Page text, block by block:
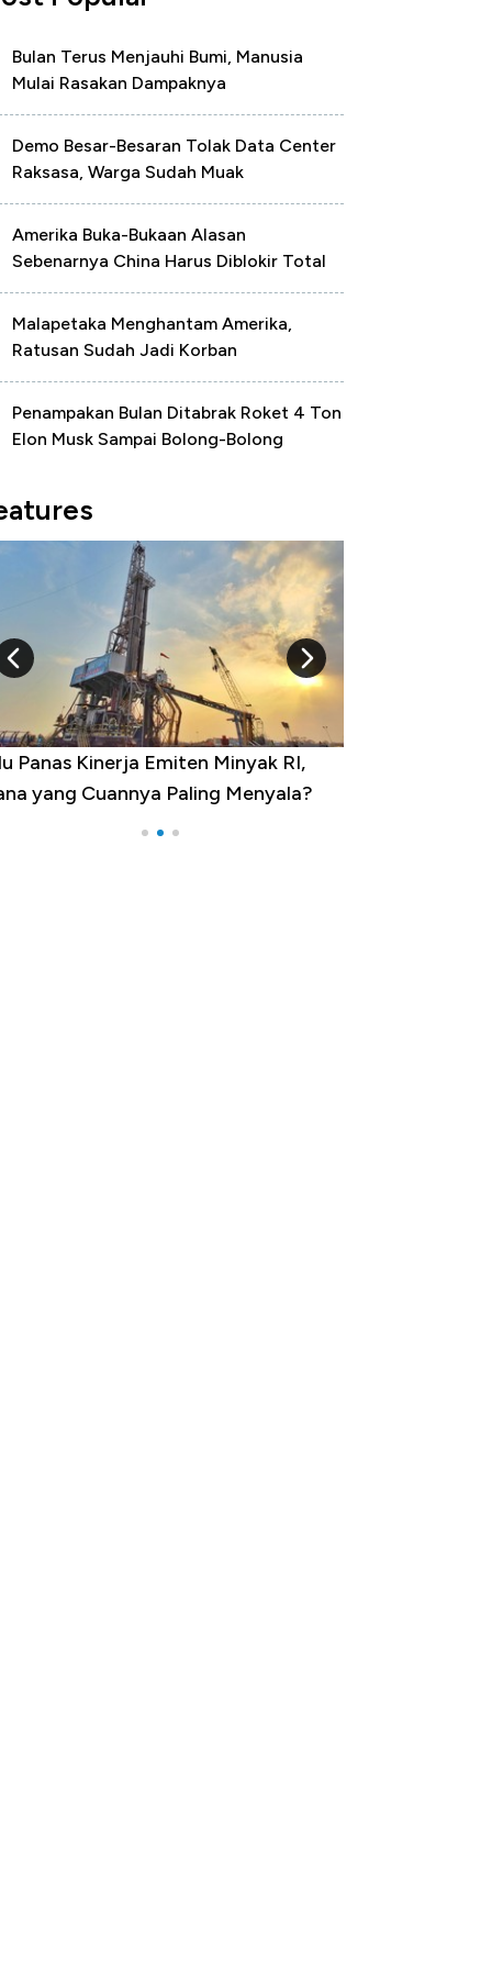
Bulan Terus Menjauhi Bumi, Manusia
Mulai Rasakan Dampaknya
Demo Besar-Besaran Tolak Data Center
Raksasa, Warga Sudah Muak
Amerika Buka-Bukaan Alasan
Sebenarnya China Harus Diblokir Total
Malapetaka Menghantam Amerika,
Ratusan Sudah Jadi Korban
Penampakan Bulan Ditabrak Roket 4 Ton
Elon Musk Sampai Bolong-Bolong
Provinsi dengan Tingkat
Tertinggi, Ada Jakarta